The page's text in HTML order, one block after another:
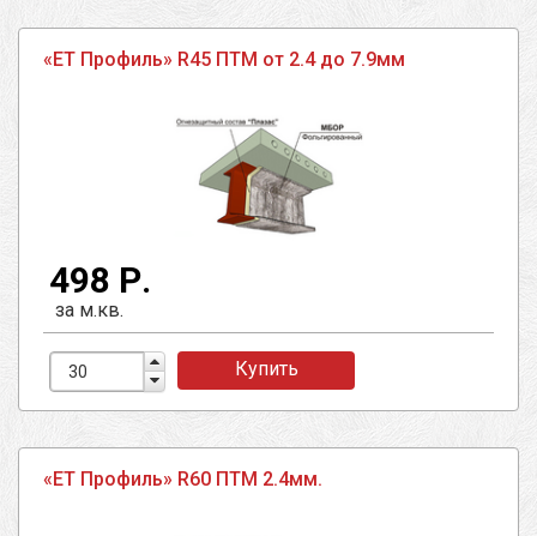
«ЕТ Профиль» R45 ПТМ от 2.4 до 7.9мм
498 Р.
за м.кв.
Купить
«ЕТ Профиль» R60 ПТМ 2.4мм.